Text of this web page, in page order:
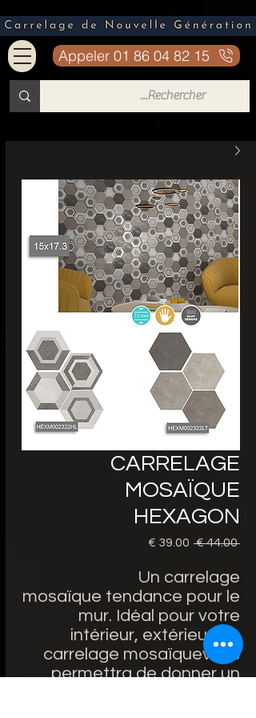
Appeler 01 86 04 82 15
CARRELAGE
MOSAÏQUE
HEXAGON
‏44.00 €
سعر
Un carrelage
mosaïque tendance pour le
mur. Idéal pour votre
intérieur, extérieur. ce
carrelage mosaïquevous
permettra de donner un